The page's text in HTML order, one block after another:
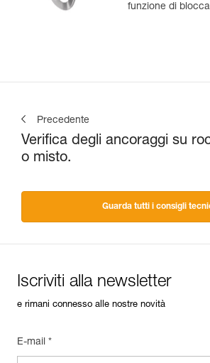
funzione di
Precedente
Verifica degli ancoraggi su
o misto.
Guarda tutti i consigli
Iscriviti alla newsletter
e rimani connesso alle nostre novità
E-mail *